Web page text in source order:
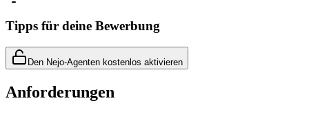
Tipps für deine Bewerbung
Den Nejo-Agenten kostenlos aktivieren
Anforderungen